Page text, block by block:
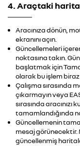
4. Araçtaki
Aracınıza dönün,
ekranını açın.
Güncellemeleri
noktasına takın.
başlatmak için
olarak bu işlem
Çalışma sırasında
çıkarmayın veya
sırasında
tamamlandığında
Güncellemenin
mesaj görünecektir.
güncellenmiş